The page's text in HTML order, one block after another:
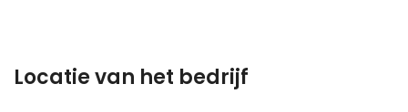
Locatie van het bedrijf